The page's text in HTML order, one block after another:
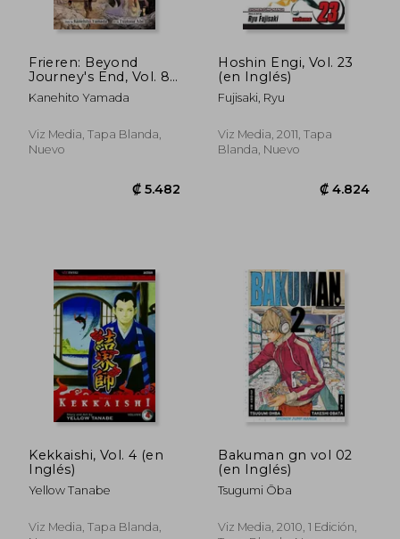
₡ 5.482 ₡
Frieren: Beyond
Journey's End, Vol. 8
(en Inglés)
Kanehito Yamada
Viz Media, Tapa Blanda,
Nuevo
Hoshin Engi, Vol. 23
(en Inglés)
Fujisaki, Ryu
Viz Media, 2011, Tapa
Blanda, Nuevo
Kekkaishi, Vol. 4 (en
Inglés)
Yellow Tanabe
Viz Media, Tapa Blanda,
Bakuman gn vol 02
(en Inglés)
Tsugumi Ōba
Viz Media, 2010, 1 Edición,